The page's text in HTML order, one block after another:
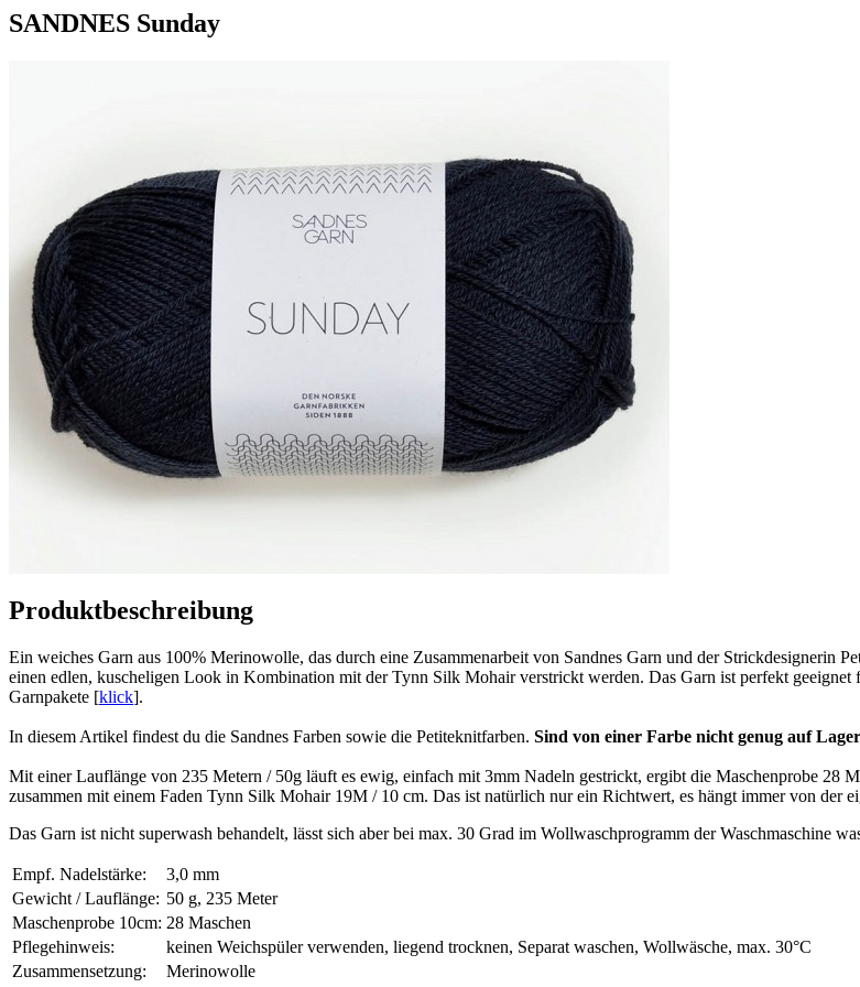
SANDNES Sunday
Produktbeschreibung
Ein weiches Garn aus 100% Merinowolle, das durch eine Zusammenarbeit von Sandnes Garn und der Strickdesignerin
einen edlen, kuscheligen Look in Kombination mit der Tynn Silk Mohair verstrickt werden. Das Garn ist perfekt
Garnpakete [klick].
In diesem Artikel findest du die Sandnes Farben sowie die Petiteknitfarben. Sind von einer Farbe nicht genug auf
Mit einer Lauflänge von 235 Metern / 50g läuft es ewig, einfach mit 3mm Nadeln gestrickt, ergibt die Maschenprobe 28
zusammen mit einem Faden Tynn Silk Mohair 19M / 10 cm. Das ist natürlich nur ein Richtwert, es hängt immer von der
Das Garn ist nicht superwash behandelt, lässt sich aber bei max. 30 Grad im Wollwaschprogramm der Waschmaschine
Empf. Nadelstärke:
3,0 mm
Gewicht / Lauflänge: 50 g, 235 Meter
Maschenprobe 10cm: 28 Maschen
Pflegehinweis:
keinen Weichspüler verwenden, liegend trocknen, Separat waschen, Wollwäsche, max. 30°C
Zusammensetzung:
Merinowolle